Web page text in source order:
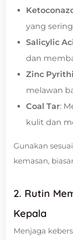
yang
Salicylic
dan
Zinc
melawan
Coal Tar:
kulit dan
Gunakan
kemasan,
2. Rutin
Kepala
Menjaga